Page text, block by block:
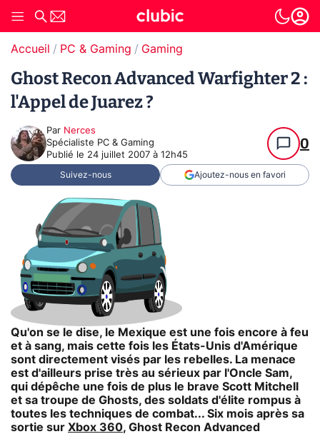
Accueil PC & Gaming Gaming
Ghost Recon Advanced Warfighter 2 :
l'Appel de Juarez ?
Par Nerces
Spécialiste PC & Gaming
Publié le 24 juillet 2007 à 12h45
0
Suivez-nous Ajoutez-nous en favori
Qu'on se le dise, le Mexique est une fois encore à feu
et à sang, mais cette fois les États-Unis d'Amérique
sont directement visés par les rebelles. La menace
est d'ailleurs prise très au sérieux par l'Oncle Sam,
qui dépêche une fois de plus le brave Scott Mitchell
et sa troupe de Ghosts, des soldats d'élite rompus à
toutes les techniques de combat... Six mois après sa
sortie sur Xbox 360, Ghost Recon Advanced